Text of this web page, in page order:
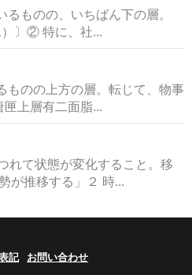
ものの、いちばん下の層。
）〕② 特に、社...
ものの上方の層。転じて、物事
上層有二面脂...
れて状態が変化すること。移
が推移する」２ 時...
記 お問い合わせ